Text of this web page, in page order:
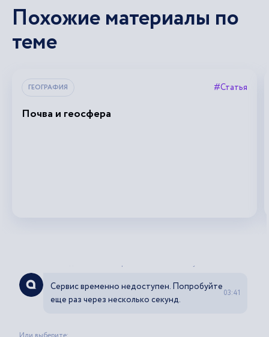
Похожие материалы по
теме
ГЕОГРАФИЯ #Статья
Почва и геосфера